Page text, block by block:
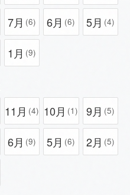
7月 (6) 6月 (6) 5月 (4)
1月 (9)
11月 (4) 10月 (1) 9月 (5)
6月 (9) 5月 (6) 2月 (5)